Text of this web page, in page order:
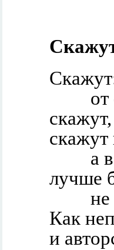
от
скажут
а
лучше
Как
и